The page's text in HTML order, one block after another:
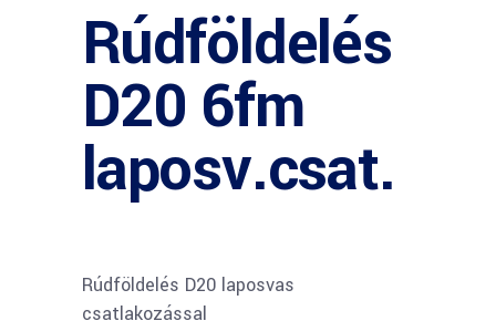
Rúdföldelés
D20 6fm
laposv.csat.
Rúdföldelés D20 laposvas
csatlakozással